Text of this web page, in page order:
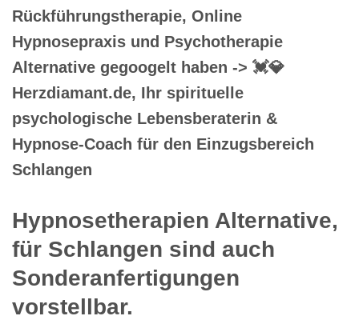
Rückführungstherapie, Online
Hypnosepraxis und Psychotherapie
Alternative gegoogelt haben -> 💓️💎
Herzdiamant.de, Ihr spirituelle
psychologische Lebensberaterin &
Hypnose-Coach für den Einzugsbereich
Schlangen
Hypnosetherapien Alternative,
für Schlangen sind auch
Sonderanfertigungen
vorstellbar.